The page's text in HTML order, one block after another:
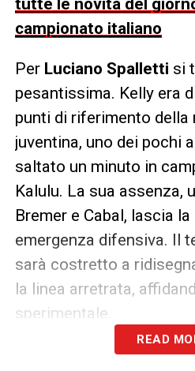
campionato italiano
Per Luciano Spalletti si
pesantissima. Kelly era
punti di riferimento della
juventina, uno dei pochi
saltato un minuto in
Kalulu. La sua assenza,
Bremer e Cabal, lascia
emergenza difensiva. Il
sarà costretto a
la linea arretrata,
sperimentale.
In vista della gara
READ